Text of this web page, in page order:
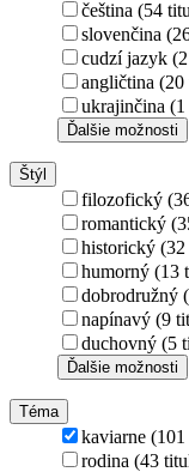
čeština (54
slovenčina
cudzí jazyk
angličtina
ukrajinčina
Ďalšie možnosti
Štýl
filozofický
romantický
historický
humorný (13
dobrodružný
napínavý (9
duchovný (5
Ďalšie možnosti
Téma
kaviarne
rodina (43